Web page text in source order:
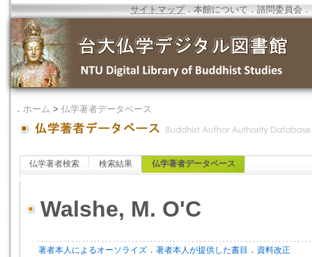
サイトマップ．本館について ．諮問委員会 ．
． ホーム > 仏学著者データベース
仏学著者検索 検索結果 仏学著者データベース
Walshe, M. O'C
著者本人によるオーソライズ ． 著者本人が提供した書目 ． 資料改正